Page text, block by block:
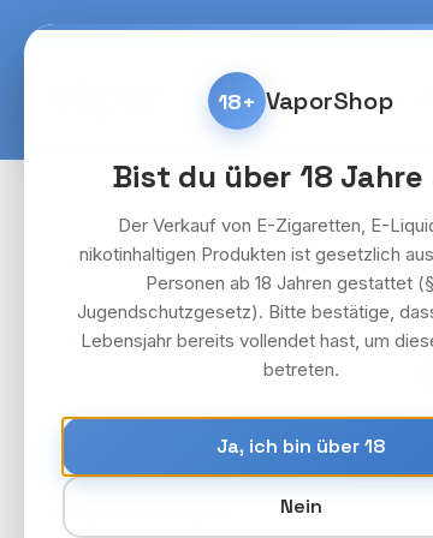
Hauptinhalt springen
Zur Suche springen
Zur Hauptnavigation springen
Home E-
Hersteller
Preis
18+ VaporShop
Bist du über 18
Der Verkauf von E-Zigaretten, E-
nikotinhaltigen Produkten ist gesetzlich
Personen ab 18 Jahren gestattet
Jugendschutzgesetz). Bitte bestätige,
Lebensjahr bereits vollendet hast, um
betreten.
Ja, ich bin über 18
Nein